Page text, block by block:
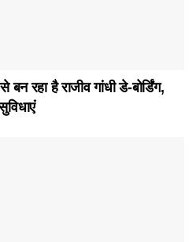
रहा है राजीव गांधी डे-बोर्डिंग,